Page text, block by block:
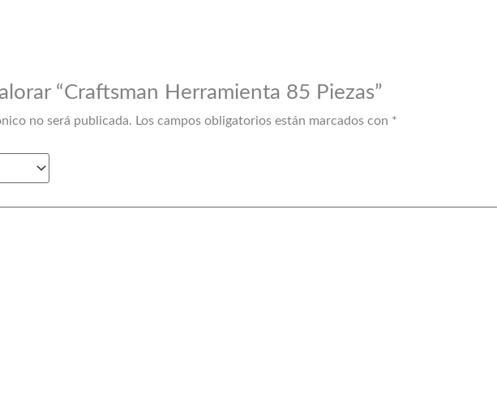
“Craftsman Herramienta 85 Piezas”
no será publicada. Los campos obligatorios están marcados con *